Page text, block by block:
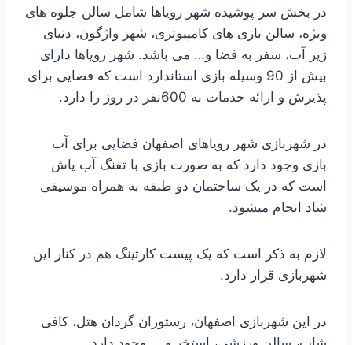
در بخش سر پوشیده شهر رویاها شامل سالن جلوه های
ویژه، سالن بازی های کامپیوتری، شهر واژگون، دنیای
زیر آب، سفر به فضا و… می باشد. شهر رویاها دارای
بیش از 90 وسیله بازی استاندارد است که فضایی برای
پذیرش و ارائه خدمات به 600نفر در روز را دارد.
در شهربازی شهر رویاهای اصفهان فضایی برای آب
بازی وجود دارد که به صورت بازی با تفنگ آب پاش
است که در یک ساختمان دو طبقه به همراه موسیقی
شاد انجام میشود.
لازم به ذکر است که یک پیست کارتینگ هم در کنار این
شهربازی قرار دارد.
در این شهربازی اصفهان، رستوران گردان هتل، کافی